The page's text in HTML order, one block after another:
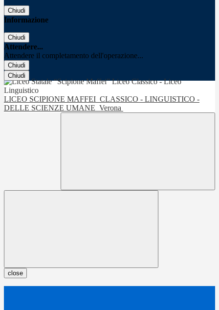
Chiudi
Informazione
Chiudi
Attendere...
Attendere il completamento dell'operazione...
Chiudi
Chiudi
LICEO SCIPIONE MAFFEI CLASSICO - LINGUISTICO -
DELLE SCIENZE UMANE Verona
close